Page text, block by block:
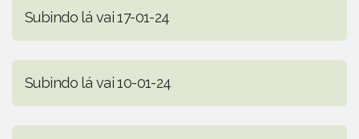
Subindo lá vai 17-01-24
Subindo lá vai 10-01-24